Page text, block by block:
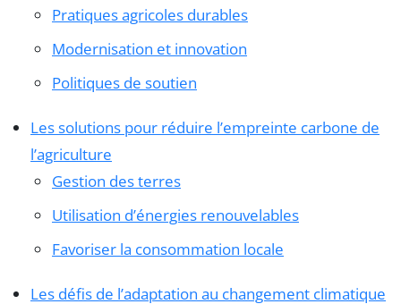
Pratiques agricoles durables
Modernisation et innovation
Politiques de soutien
Les solutions pour réduire l’empreinte carbone de
l’agriculture
Gestion des terres
Utilisation d’énergies renouvelables
Favoriser la consommation locale
Les défis de l’adaptation au changement climatique